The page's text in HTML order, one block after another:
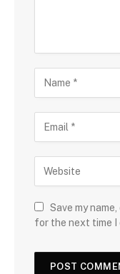
Save my
for the next time I